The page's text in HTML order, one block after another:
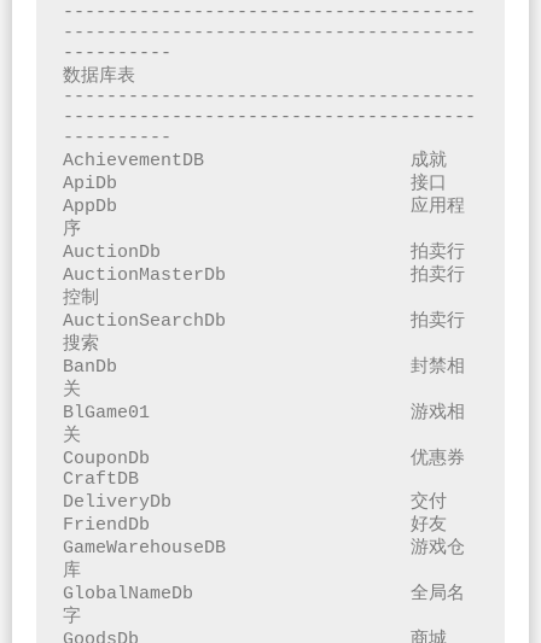
--------------------------------------
--------------------------------------
----------
数据库表
--------------------------------------
--------------------------------------
----------
AchievementDB			成就
ApiDb				接口
AppDb				应用程
序
AuctionDb			拍卖行
AuctionMasterDb			拍卖行
控制
AuctionSearchDb			拍卖行
搜索
BanDb				封禁相
关
BlGame01			游戏相
关
CouponDb			优惠券
CraftDB
DeliveryDb			交付
FriendDb			好友
GameWarehouseDB			游戏仓
库
GlobalNameDb			全局名
字